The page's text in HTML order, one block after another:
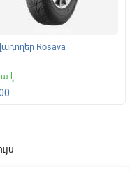
Rosava
է